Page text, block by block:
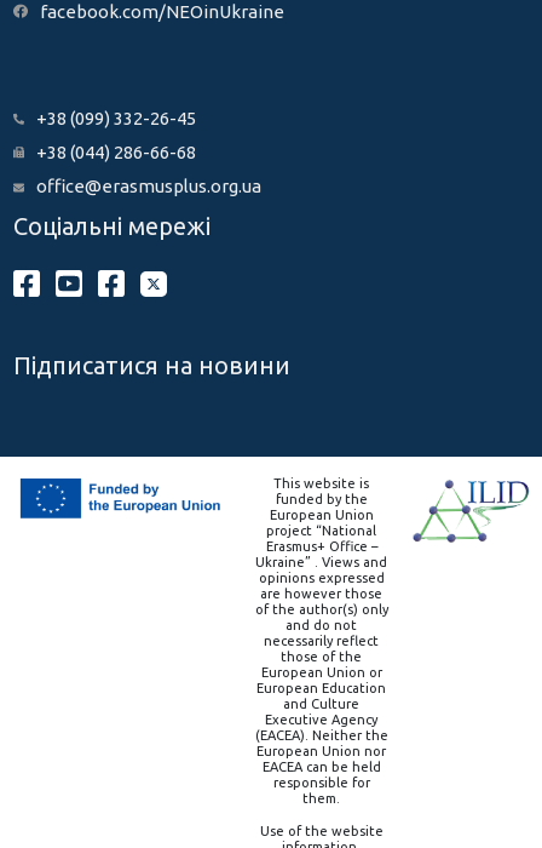
facebook.com/NEOinUkraine
+38 (099) 332-26-45
+38 (044) 286-66-68
office@erasmusplus.org.ua
Соціальні мережі
Підписатися на новини
This website is
funded by the
European Union
project “National
Erasmus+ Office –
Ukraine” . Views and
opinions expressed
are however those
of the author(s) only
and do not
necessarily reflect
those of the
European Union or
European Education
and Culture
Executive Agency
(EACEA). Neither the
European Union nor
EACEA can be held
responsible for
them.
Use of the website